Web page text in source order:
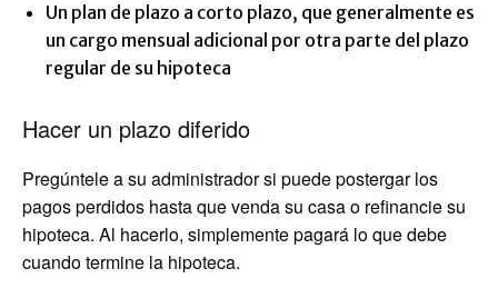
Un plan de plazo a corto plazo, que generalmente es
un cargo mensual adicional por otra parte del plazo
regular de su hipoteca
Hacer un plazo diferido
Pregúntele a su administrador si puede postergar los
pagos perdidos hasta que venda su casa o refinancie su
hipoteca. Al hacerlo, simplemente pagará lo que debe
cuando termine la hipoteca.